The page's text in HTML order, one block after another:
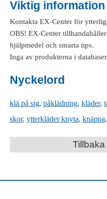
Viktig information
Kontakta EX-Center för
OBS! EX-Center
hjälpmedel och smarta tips.
Inga av produkterna i
Nyckelord
klä på sig, påklädning, kläder,
skor, ytterkläder knyta, knäppa,